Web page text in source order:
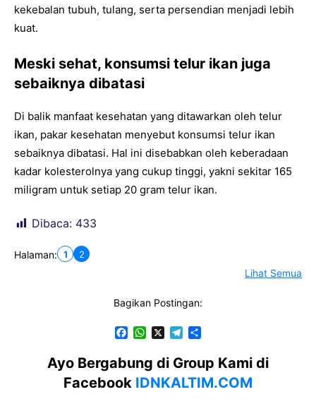
kekebalan tubuh, tulang, serta persendian menjadi lebih
kuat.
Meski sehat, konsumsi telur ikan juga
sebaiknya dibatasi
Di balik manfaat kesehatan yang ditawarkan oleh telur
ikan, pakar kesehatan menyebut konsumsi telur ikan
sebaiknya dibatasi. Hal ini disebabkan oleh keberadaan
kadar kolesterolnya yang cukup tinggi, yakni sekitar 165
miligram untuk setiap 20 gram telur ikan.
Dibaca: 433
Halaman: 1 2
Lihat Semua
Bagikan Postingan:
F
c
e
b
W
a
t
s
X
T
l
e
g
a
r
e
Ayo Bergabung di Group Kami di
Facebook IDNKALTIM.COM